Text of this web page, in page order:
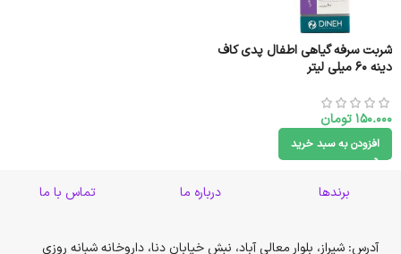
شربت سرفه گیاهی اطفال پدی کاف
دینه ۶۰ میلی لیتر
150.000تومان
افزودن به سبد خرید
برندها درباره ما تماس با ما
آدرس: شیراز، بلوار معالی آباد، نبش خیابان دنا، داروخانه شبانه روزی